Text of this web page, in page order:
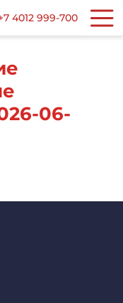
4012 999-700
06-